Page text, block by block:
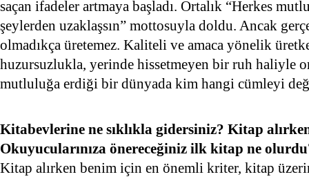
saçan ifadeler artmaya başladı. Ortalık “Herkes
şeylerden uzaklaşsın” mottosuyla doldu. Ancak
olmadıkça üretemez. Kaliteli ve amaca yönelik
huzursuzlukla, yerinde hissetmeyen bir ruh haliyle
mutluluğa erdiği bir dünyada kim hangi cümleyi
Kitabevlerine ne sıklıkla gidersiniz? Kitap
Okuyucularınıza önereceğiniz ilk kitap ne
Kitap alırken benim için en önemli kriter, kitap